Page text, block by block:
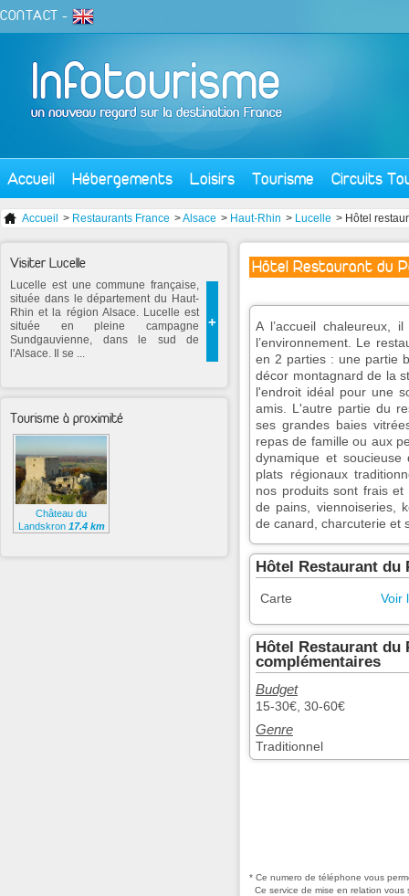
CONTACT -
Accueil Hébergements Loisirs Tourisme Circuits
Accueil > Restaurants France >Alsace > Haut-Rhin > Lucelle > Hôtel
Hôtel Restaurant du
A l’accueil chaleureux,
l’environnement. Le
en 2 parties : une partie
décor montagnard de la
l'endroit idéal pour une
amis. L'autre partie du
ses grandes baies
repas de famille ou aux
dynamique et
plats régionaux
nos produits sont frais
de pains, viennoiseries,
de canard, charcuterie et
Hôtel Restaurant du
Carte Voir
Hôtel Restaurant
complémentaires
Budget
15-30€, 30-60€
Genre
Traditionnel
* Ce numero de téléphone vous
Ce service de mise en relation
Visiter Lucelle
+
Lucelle est une commune française,
située dans le département du Haut-
Rhin et la région Alsace. Lucelle est
située en pleine campagne
Sundgauvienne, dans le sud de
l'Alsace. Il se ...
Tourisme à proximité
Château du
Landskron 17.4 km